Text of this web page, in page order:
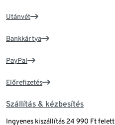
Utánvét
Bankkártya
PayPal
Előrefizetés
Szállítás & kézbesítés
Ingyenes kiszállítás 24 990 Ft felett